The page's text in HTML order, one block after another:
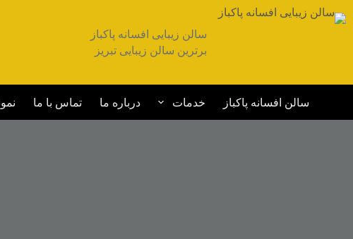
سالن زیبایی افسانه پاکباز
برترین سالن زیبایی تبریز
سالن افسانه پاکباز خدمات درباره ما تماس با ما